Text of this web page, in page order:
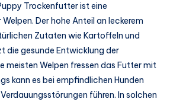
Trockenfutter ist eine
Der hohe Anteil an leckerem
Zutaten wie Kartoffeln und
die gesunde Entwicklung der
meisten Welpen fressen das Futter mit
kann es bei empfindlichen Hunden
führen. In solchen